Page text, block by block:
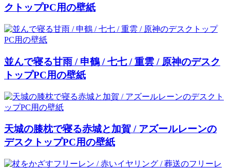
クトップPC用の壁紙
並んで寝る甘雨 / 申鶴 / 七七 / 重雲 / 原神のデスク
トップPC用の壁紙
天城の膝枕で寝る赤城と加賀 / アズールレーンの
デスクトップPC用の壁紙